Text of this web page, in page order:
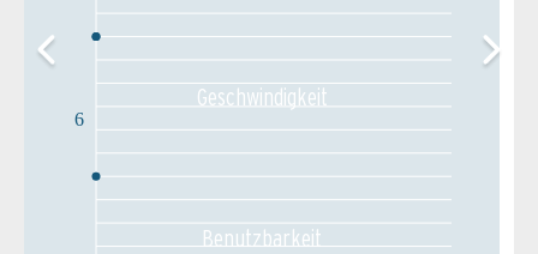
6
Geschw­indigkeit
Benutz­barkeit